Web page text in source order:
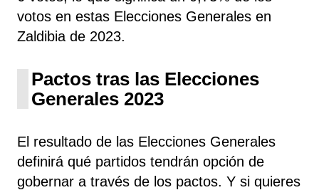
votos en estas Elecciones Generales en
Zaldibia de 2023.
Pactos tras las Elecciones
Generales 2023
El resultado de las Elecciones Generales
definirá qué partidos tendrán opción de
gobernar a través de los pactos. Y si quieres